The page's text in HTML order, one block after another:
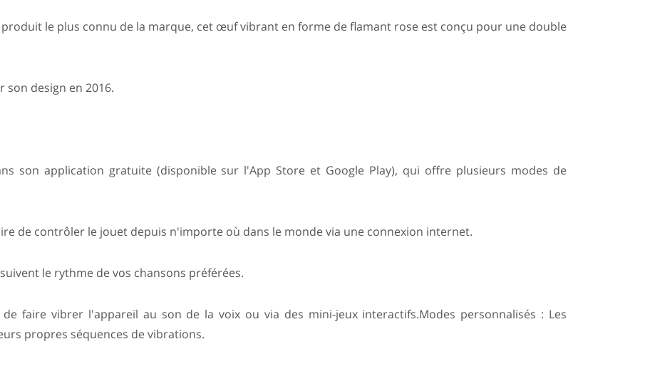
le plus connu de la marque, cet œuf vibrant en forme de flamant rose est conçu pour une double
son design en 2016.
son application gratuite (disponible sur l'App Store et Google Play), qui offre plusieurs modes de
de contrôler le jouet depuis n'importe où dans le monde via une connexion internet.
le rythme de vos chansons préférées.
faire vibrer l'appareil au son de la voix ou via des mini-jeux interactifs.Modes personnalisés : Les
propres séquences de vibrations.